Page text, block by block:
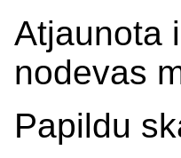
Atjaunota
nodevas
Papildu